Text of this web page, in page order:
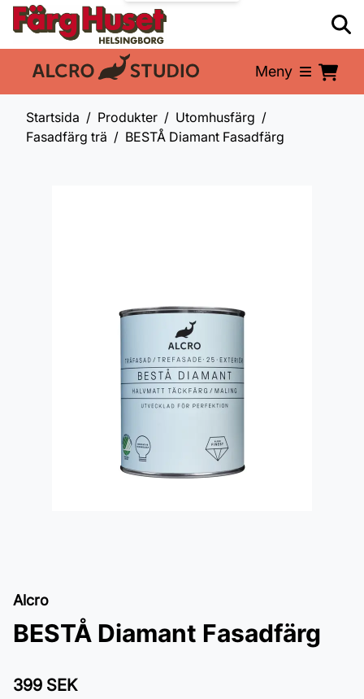
En del av: Meny
Startsida Produkter
Utomhusfärg
Fasadfärg trä
BESTÅ Diamant Fasadfärg
Alcro
BESTÅ Diamant Fasadfärg
399 SEK